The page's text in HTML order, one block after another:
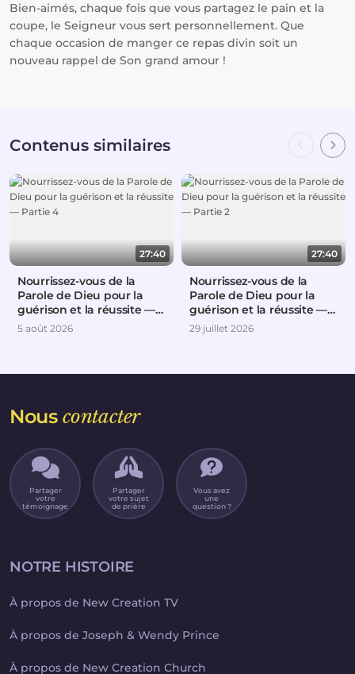
Bien-aimés, chaque fois que vous partagez le pain et la
coupe, le Seigneur vous sert personnellement. Que
chaque occasion de manger ce repas divin soit un
nouveau rappel de Son grand amour !
Contenus similaires
27:40
Nourrissez-vous de la
Parole de Dieu pour la
guérison et la réussite —
Partie 4
5 août 2026
27:40
Nourrissez-vous de la
Parole de Dieu pour la
guérison et la réussite —
Partie 2
29 juillet 2026
Nouscontacter
Partager
votre
témoignage
Partager
votre sujet
de prière
Vous avez
une
question ?
NOTRE HISTOIRE
À propos de New Creation TV
À propos de Joseph & Wendy Prince
À propos de New Creation Church